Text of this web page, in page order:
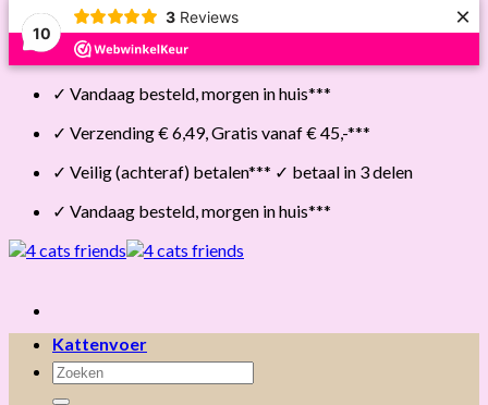
10
3 Reviews ×
Skip
✓ Vandaag besteld, morgen in huis***
✓ Verzending € 6,49, Gratis vanaf € 45,-***
✓ Veilig (achteraf) betalen*** ✓ betaal in 3 delen
✓ Vandaag besteld, morgen in huis***
Zoeken
naar:
Kattenvoer